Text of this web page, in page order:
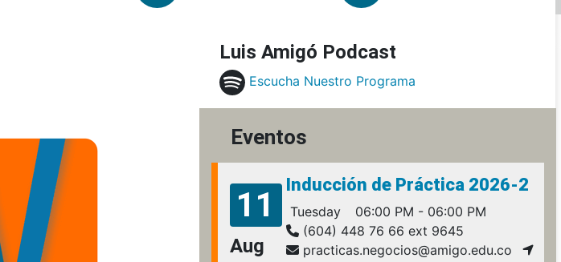
Luis Amigó Podcast
Escucha Nuestro Programa
Eventos
11
Aug
Inducción de Práctica 2026-2
Tuesday
06:00 PM - 06:00 PM
(604) 448 76 66 ext 9645
practicas.negocios@amigo.edu.co